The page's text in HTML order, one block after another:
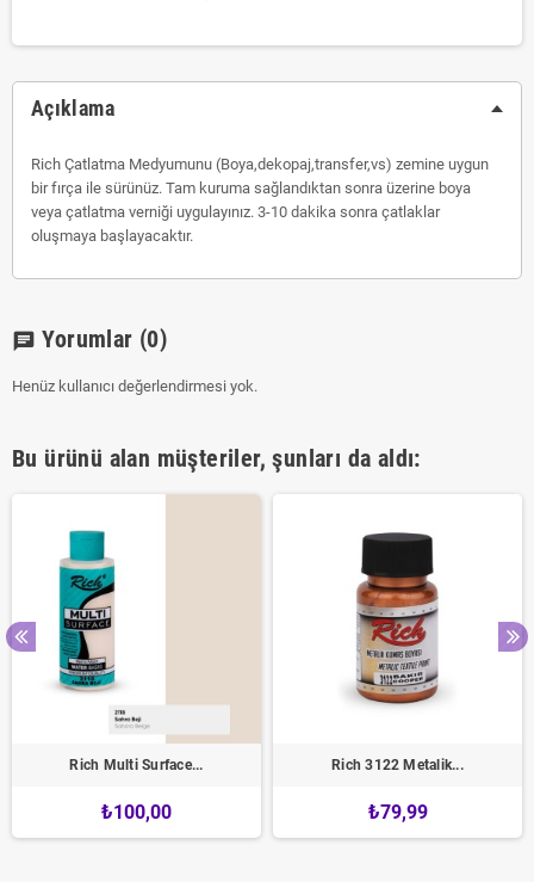
Açıklama
Rich Çatlatma Medyumunu (Boya,dekopaj,transfer,vs) zemine uygun
bir fırça ile sürünüz. Tam kuruma sağlandıktan sonra üzerine boya
veya çatlatma verniği uygulayınız. 3-10 dakika sonra çatlaklar
oluşmaya başlayacaktır.
chat Yorumlar (0)
Henüz kullanıcı değerlendirmesi yok.
Bu ürünü alan müşteriler, şunları da aldı:
Rich Multi Surface...
₺100,00
Rich 3122 Metalik...
₺79,99